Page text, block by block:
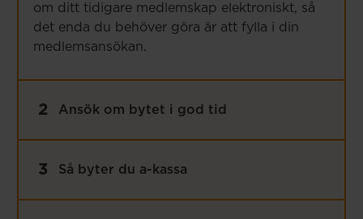
Flik
2 Ansök om bytet i god tid
Flik
3 Så byter du a-kassa
om ditt tidigare medlemskap elektroniskt, så
det enda du behöver göra är att fylla i din
medlemsansökan.